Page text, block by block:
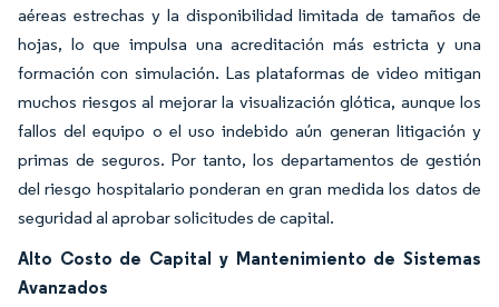
aéreas estrechas y la disponibilidad limitada de tamaños de
hojas, lo que impulsa una acreditación más estricta y una
formación con simulación. Las plataformas de video mitigan
muchos riesgos al mejorar la visualización glótica, aunque los
fallos del equipo o el uso indebido aún generan litigación y
primas de seguros. Por tanto, los departamentos de gestión
del riesgo hospitalario ponderan en gran medida los datos de
seguridad al aprobar solicitudes de capital.
Alto Costo de Capital y Mantenimiento de Sistemas
Avanzados